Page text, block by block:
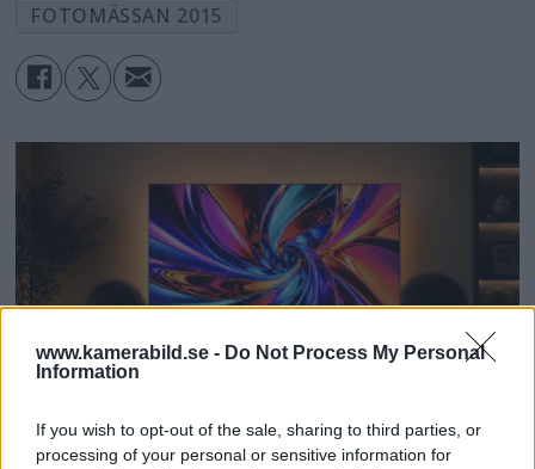
www.kamerabild.se - Do Not Process My Personal
Information
If you wish to opt-out of the sale, sharing to third parties, or
processing of your personal or sensitive information for
FOTOMÄSSAN 2015